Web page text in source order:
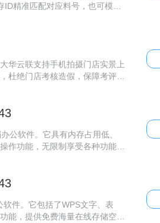
精准匹配对应料号，也可模糊
华云联支持手机拍摄门店实景上
杜绝门店考核造假，保障考评公
公软件。它具有内存占用低、
作功能，无限制享受各种功能的
件。它包括了WPS文字、表
能，提供免费海量在线存储空间